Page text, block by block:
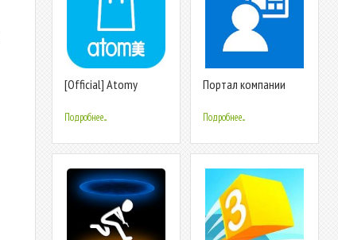
[Official] Atomy
Подробнее...
Портал компании
Подробнее...